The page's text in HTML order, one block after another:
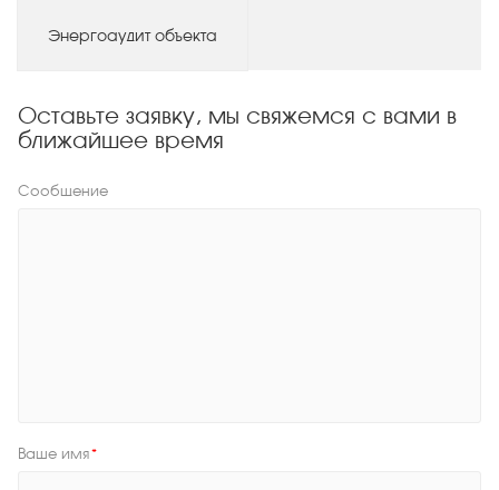
Энергоаудит объекта
Оставьте заявку, мы свяжемся с вами в
ближайшее время
Сообщение
Ваше имя*